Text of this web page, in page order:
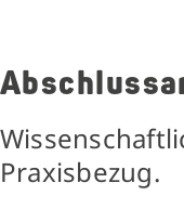
Praxisbezug.